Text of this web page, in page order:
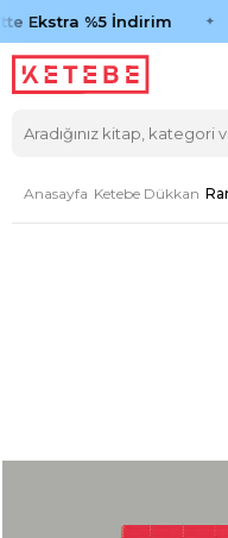
Ekstra %5 İndirim
Anasayfa Ketebe Dükkan